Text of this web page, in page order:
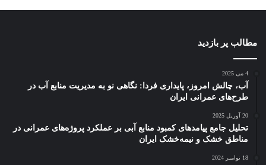
مطالب پر بازدید
4 می 2025
آب، چالش امروز، پایداری فردا: نگاهی نو به مدیریت منابع آب در
طرح‌های عمرانی ایران
20 آوریل 2025
تحلیل جامع پیامدهای کمبود منابع آبی بر عملکرد پروژه‌های عمرانی در
مناطق خشک و نیمه‌خشک ایران
18 نوامبر 2024